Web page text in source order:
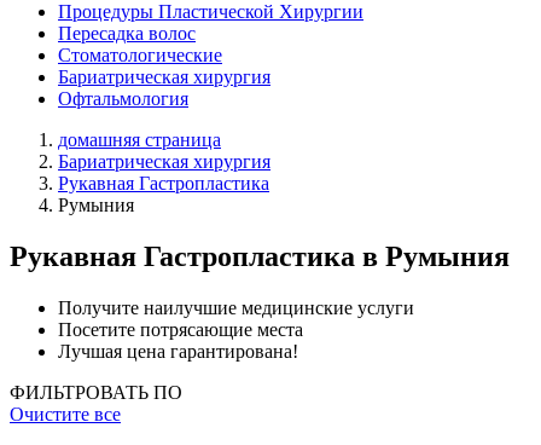
Процедуры Пластической Хирургии
Пересадка волос
Стоматологические
Бариатрическая хирургия
Офтальмология
домашняя страница
Бариатрическая хирургия
Рукавная Гастропластика
Румыния
Рукавная Гастропластика в Румыния
Получите наилучшие медицинские услуги
Посетите потрясающие места
Лучшая цена гарантирована!
ФИЛЬТРОВАТЬ ПО
Очистите все